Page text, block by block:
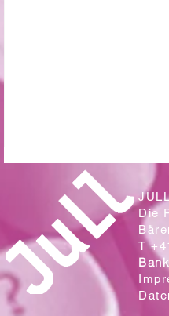
Zwei Klassen aus der Sek.
Die
T